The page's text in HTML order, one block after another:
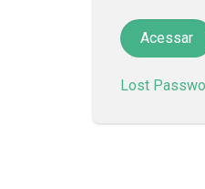
Lost